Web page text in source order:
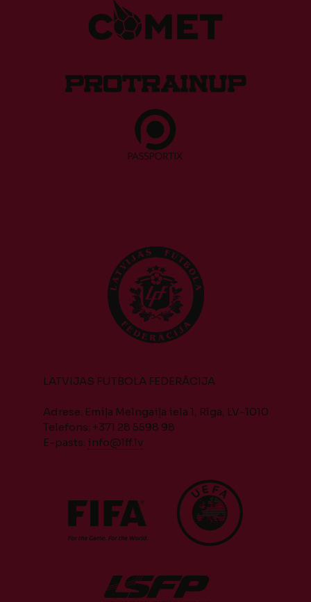
LATVIJAS FUTBOLA FEDERĀCIJA
Adrese: Emiļa Melngaiļa iela 1, Rīga, LV-1010
Telefons: +371 28 5598 98
E-pasts: info@lff.lv